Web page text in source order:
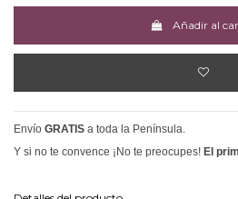
Añadir al
Envío GRATIS a toda la Península.
Y si no te convence ¡No te preocupes! El